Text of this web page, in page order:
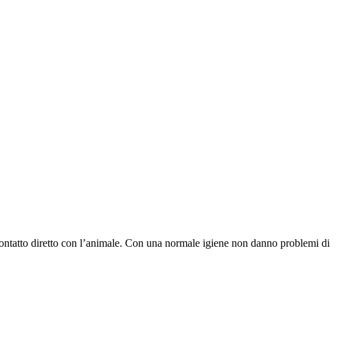
diretto con l’animale. Con una normale igiene non danno problemi di